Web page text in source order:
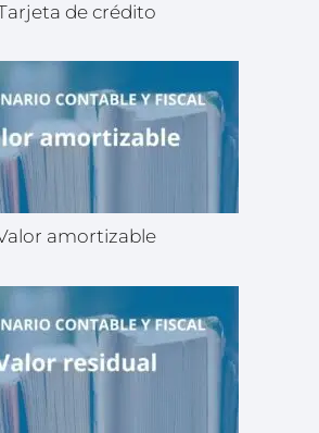
de crédito
amortizable